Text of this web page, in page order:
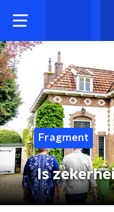
Fragment
Is